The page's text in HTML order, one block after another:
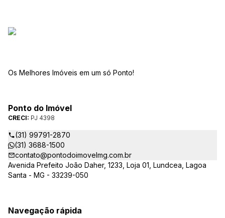
Os Melhores Imóveis em um só Ponto!
Ponto do Imóvel
CRECI: PJ 4398
(31) 99791-2870
(31) 3688-1500
contato@pontodoimovelmg.com.br
Avenida Prefeito João Daher, 1233, Loja 01, Lundcea, Lagoa
Santa - MG - 33239-050
Navegação rápida